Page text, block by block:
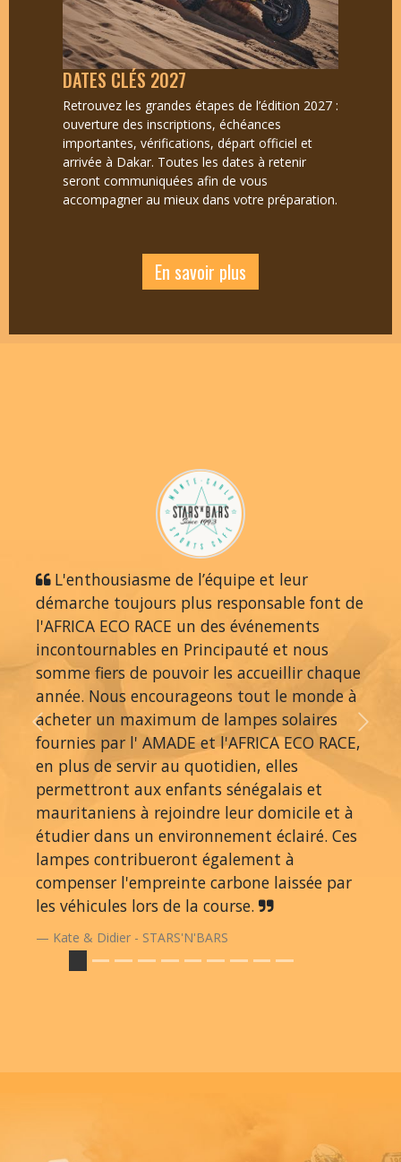
DATES CLÉS 2027
Retrouvez les grandes étapes de l’édition 2027 :
ouverture des inscriptions, échéances
importantes, vérifications, départ officiel et
arrivée à Dakar. Toutes les dates à retenir
seront communiquées afin de vous
accompagner au mieux dans votre préparation.
En savoir plus
L'enthousiasme de l’équipe et leur
démarche toujours plus responsable font de
l'AFRICA ECO RACE un des événements
incontournables en Principauté et nous
somme fiers de pouvoir les accueillir chaque
année. Nous encourageons tout le monde à
acheter un maximum de lampes solaires
fournies par l' AMADE et l'AFRICA ECO RACE,
en plus de servir au quotidien, elles
permettront aux enfants sénégalais et
mauritaniens à rejoindre leur domicile et à
étudier dans un environnement éclairé. Ces
lampes contribueront également à
compenser l'empreinte carbone laissée par
les véhicules lors de la course.
Kate & Didier - STARS'N'BARS
Previous Next